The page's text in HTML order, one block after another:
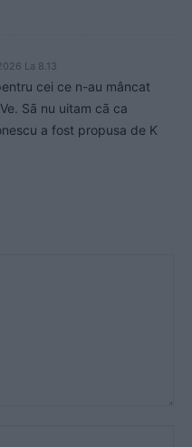
La 8.13
cei ce n-au mâncat
Sā nu uitam cā ca
a fost propusa de K